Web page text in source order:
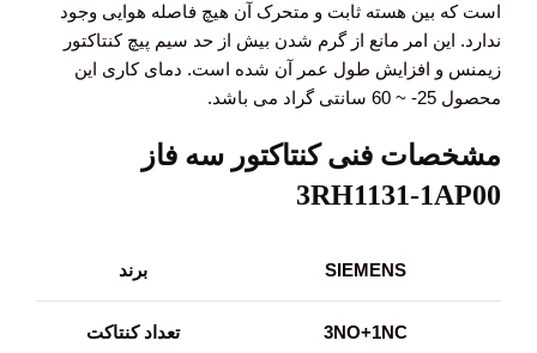
است که بین هسته ثابت و متحرک آن هیچ فاصله هوایی وجود
ندارد. این امر مانع از گرم شدن بیش از حد سیم پیچ کنتاکتور
زیمنس و افزایش طول عمر آن شده است. دمای کاری این
محصول 25- ~ 60 سانتی گراد می باشد.
مشخصات فنی کنتاکتور سه فاز
3RH1131-1AP00
SIEMENS برند
3NO+1NC تعداد کنتاکت